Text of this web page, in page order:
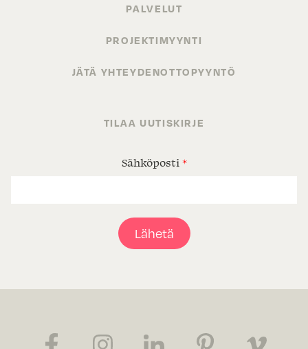
PALVELUT
PROJEKTIMYYNTI
JÄTÄ YHTEYDENOTTOPYYNTÖ
TILAA UUTISKIRJE
Sähköposti *
Lähetä